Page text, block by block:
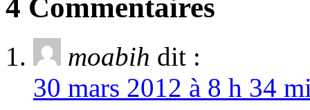
4 Commentaires
moabih dit :
30 mars 2012 à 8 h 34